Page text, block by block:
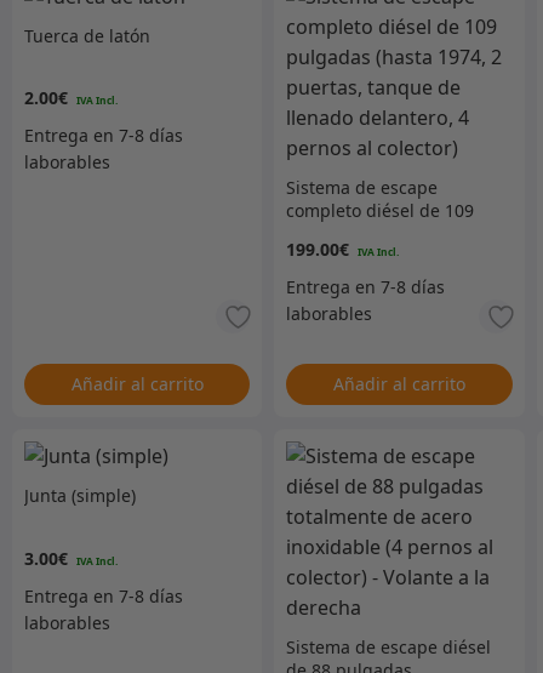
Tuerca de latón
2.00€
Añadir al carrito
Sistema de escape
completo diésel de 109
puertas, tanque de
llenado delantero, 4
pernos al colector)
199.00€
Añadir al carrito
Junta (simple)
3.00€
Sistema de escape diésel